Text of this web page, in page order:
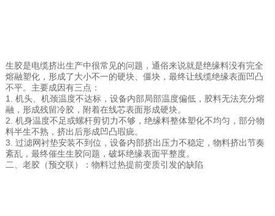
生胶是电缆挤出生产中很常见的问题，通俗来说就是绝缘料没有完全
熔融塑化，形成了大小不一的硬块、僵块，最终让线缆绝缘表面凹凸
不平。主要成因有三点：
1. 机头、机颈温度不达标，设备内部局部温度偏低，胶料无法充分熔
融，形成残留冷胶，附着在线芯表面形成硬块。
2. 机身温度不足或螺杆剪切力不够，绝缘料整体塑化不均匀，部分物
料半生不熟，挤出后形成凹凸瑕疵。
3. 过滤网衬垫安装不到位，设备内部挤出压力不稳定，物料挤出节奏
紊乱，最终催生生胶问题，破坏绝缘表面平整度。
二、老胶（预交联）：物料过热提前变质引发的缺陷